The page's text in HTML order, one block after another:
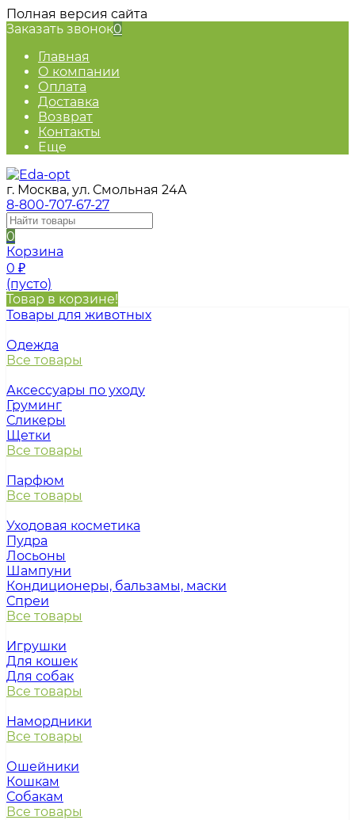
Полная версия сайта
Заказать звонок0
Главная
О компании
Оплата
Доставка
Возврат
Контакты
Еще
г. Москва, ул. Смольная 24А
8-800-707-67-27
0
Корзина
0 ₽
(пусто)
Товар в корзине!
Товары для животных
Одежда
Все товары
Аксессуары по уходу
Груминг
Сликеры
Щетки
Все товары
Парфюм
Все товары
Уходовая косметика
Пудра
Лосьоны
Шампуни
Кондиционеры, бальзамы, маски
Спреи
Все товары
Игрушки
Для кошек
Для собак
Все товары
Намордники
Все товары
Ошейники
Кошкам
Собакам
Все товары